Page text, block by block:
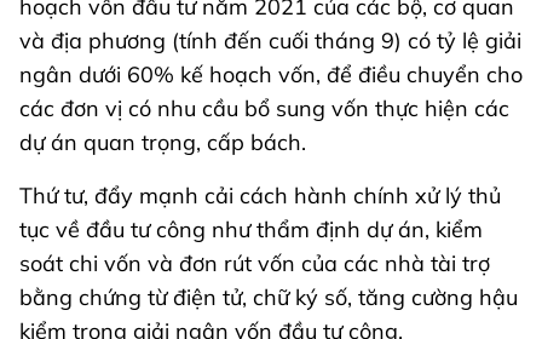
hoạch vốn đầu tư năm 2021 của các bộ, cơ quan
và địa phương (tính đến cuối tháng 9) có tỷ lệ giải
ngân dưới 60% kế hoạch vốn, để điều chuyển cho
các đơn vị có nhu cầu bổ sung vốn thực hiện các
dự án quan trọng, cấp bách.
Thứ tư, đẩy mạnh cải cách hành chính xử lý thủ
tục về đầu tư công như thẩm định dự án, kiểm
soát chi vốn và đơn rút vốn của các nhà tài trợ
bằng chứng từ điện tử, chữ ký số, tăng cường hậu
kiểm trong giải ngân vốn đầu tư công.